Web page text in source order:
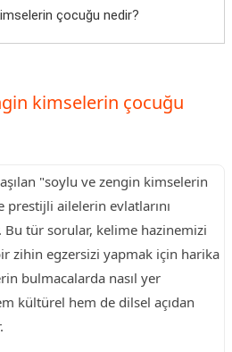
çocuğu nedir?
kimselerin çocuğu
"soylu ve zengin kimselerin
ailelerin evlatlarını
Bu tür sorular, kelime hazinemizi
zihin egzersizi yapmak için harika
bulmacalarda nasıl yer
kültürel hem de dilsel açıdan